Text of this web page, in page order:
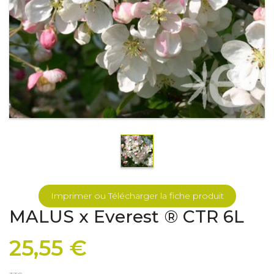
Imprimer ou Télécharger la fiche produit
MALUS x Everest ® CTR 6L
25,55 €